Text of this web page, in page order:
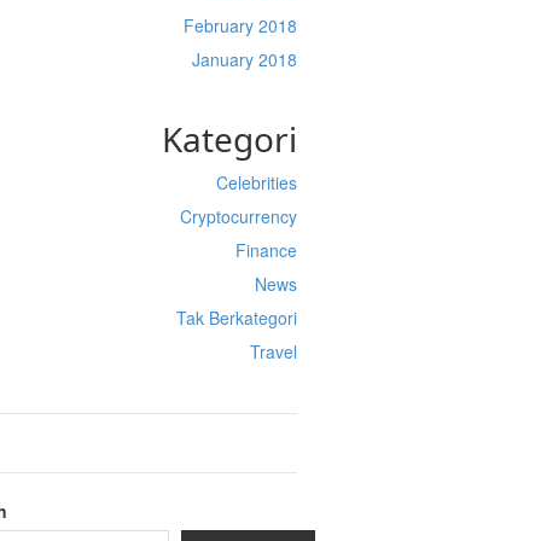
February 2018
January 2018
Kategori
Celebrities
Cryptocurrency
Finance
News
Tak Berkategori
Travel